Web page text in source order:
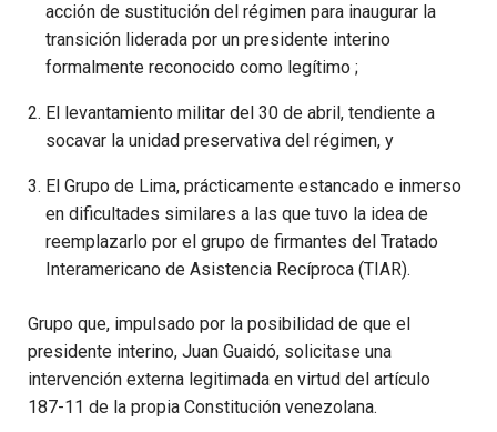
acción de sustitución del régimen para inaugurar la
transición liderada por un presidente interino
formalmente reconocido como legítimo ;
El levantamiento militar del 30 de abril, tendiente a
socavar la unidad preservativa del régimen, y
El Grupo de Lima, prácticamente estancado e inmerso
en dificultades similares a las que tuvo la idea de
reemplazarlo por el grupo de firmantes del Tratado
Interamericano de Asistencia Recíproca (TIAR).
Grupo que, impulsado por la posibilidad de que el
presidente interino, Juan Guaidó, solicitase una
intervención externa legitimada en virtud del artículo
187-11 de la propia Constitución venezolana.